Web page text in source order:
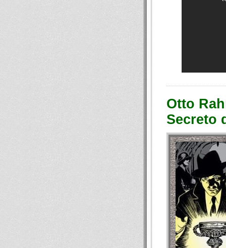
Otto
Secreto